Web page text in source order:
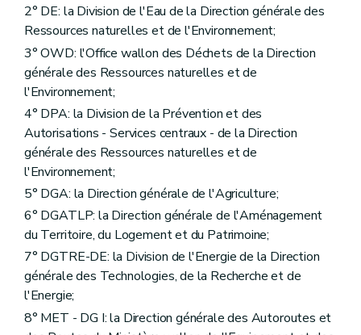
2° DE: la Division de l'Eau de la Direction générale des
Ressources naturelles et de l'Environnement;
3° OWD: l'Office wallon des Déchets de la Direction
générale des Ressources naturelles et de
l'Environnement;
4° DPA: la Division de la Prévention et des
Autorisations - Services centraux - de la Direction
générale des Ressources naturelles et de
l'Environnement;
5° DGA: la Direction générale de l'Agriculture;
6° DGATLP: la Direction générale de l'Aménagement
du Territoire, du Logement et du Patrimoine;
7° DGTRE-DE: la Division de l'Energie de la Direction
générale des Technologies, de la Recherche et de
l'Energie;
8° MET - DG I: la Direction générale des Autoroutes et